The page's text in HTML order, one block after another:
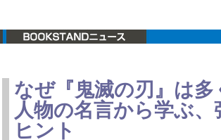
なぜ『鬼滅の刃』は
人物の名言から学ぶ
ヒント